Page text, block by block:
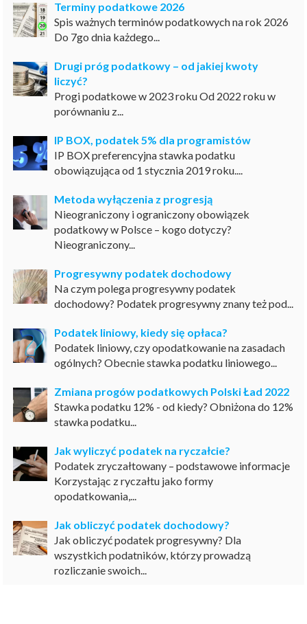
Terminy podatkowe 2026
Spis ważnych terminów podatkowych na rok 2026
Do 7go dnia każdego...
Drugi próg podatkowy – od jakiej kwoty
liczyć?
Progi podatkowe w 2023 roku Od 2022 roku w
porównaniu z...
IP BOX, podatek 5% dla programistów
IP BOX preferencyjna stawka podatku
obowiązująca od 1 stycznia 2019 roku....
Metoda wyłączenia z progresją
Nieograniczony i ograniczony obowiązek
podatkowy w Polsce – kogo dotyczy?
Nieograniczony...
Progresywny podatek dochodowy
Na czym polega progresywny podatek
dochodowy? Podatek progresywny znany też pod...
Podatek liniowy, kiedy się opłaca?
Podatek liniowy, czy opodatkowanie na zasadach
ogólnych? Obecnie stawka podatku liniowego...
Zmiana progów podatkowych Polski Ład 2022
Stawka podatku 12% - od kiedy? Obniżona do 12%
stawka podatku...
Jak wyliczyć podatek na ryczałcie?
Podatek zryczałtowany – podstawowe informacje
Korzystając z ryczałtu jako formy
opodatkowania,...
Jak obliczyć podatek dochodowy?
Jak obliczyć podatek progresywny? Dla
wszystkich podatników, którzy prowadzą
rozliczanie swoich...